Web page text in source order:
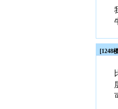
[1248